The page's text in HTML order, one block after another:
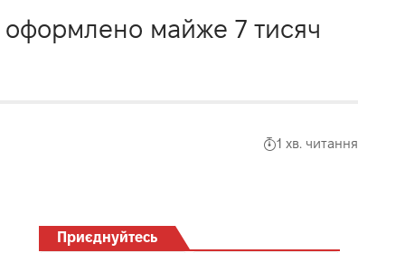
майже 7 тисяч
1 хв. читання
Приєднуйтесь